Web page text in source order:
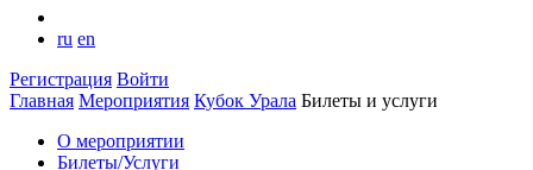
ru en
Регистрация Войти
Главная Мероприятия Кубок Урала Билеты и услуги
О мероприятии
Билеты/Услуги